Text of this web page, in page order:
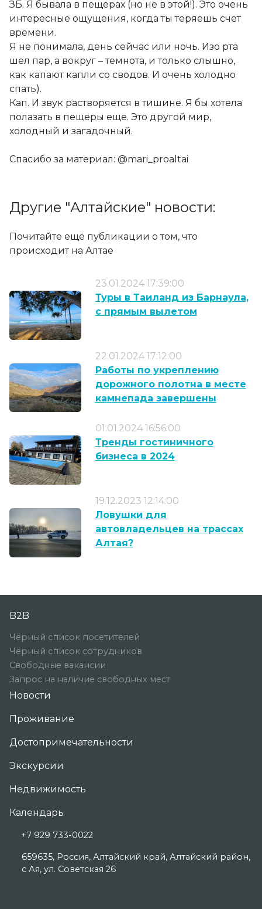
ЗБ. Я бывала в пещерах (но не в этой!). Это очень
интересные ощущения, когда ты теряешь счет
времени.
Я не понимала, день сейчас или ночь. Изо рта
шел пар, а вокруг – темнота, и только слышно,
как капают капли со сводов. И очень холодно
спать).
Кап. И звук растворяется в тишине. Я бы хотела
полазать в пещеры еще. Это другой мир,
холодный и загадочный.
Спасибо за материал: @mari_proaltai
Другие "Алтайские" новости:
Почитайте ещё публикации о том, что
происходит на Алтае
23.01.2024 17:39:00
Туры в Таиланд из Барнаула,
с прямым вылетом
22.01.2024 17:12:00
Работы по укреплению
дорожного полотна в месте
камнепада завершены
01.01.2024 16:56:00
Тренды гостиничного
бизнеса в 2024
19.12.2023 12:14:00
Ловушки для
автовладельцев на трассах
Алтая?
B2B
Чёрный список посетителей
Чёрный список сотрудников
Свободные вакансии
Запрос на наличие свободных мест
Новости
Проживание
Достопримечательности
Экскурсии
Недвижимость
Календарь
+7 929 733-0022
659635, Россия, Алтайский край, Алтайский район,
с Ая, ул. Советская 26